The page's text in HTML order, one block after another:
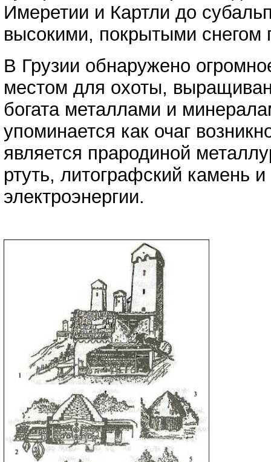
Имеретии и Картли до
высокими, покрытыми снегом
В Грузии обнаружено
местом для охоты,
богата металлами и
упоминается как очаг
является прародиной
ртуть, литографский камень
электроэнергии.